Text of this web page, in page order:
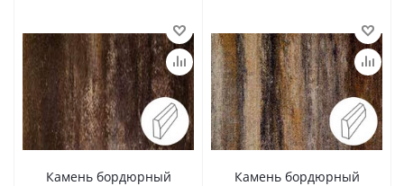
Камень бордюрный
Камень бордюрный